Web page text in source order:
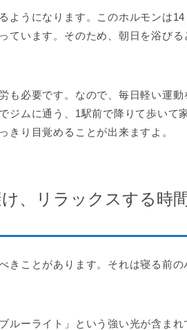
ようになります。このホルモンは14
ています。そのため、朝日を浴び
も必要です。なので、毎日軽い運動
ジムに通う、1駅前で降りて歩いて
きり目覚めることが出来ますよ。
、リラックスする時
きことがあります。それは寝る前の
ルーライト」という強い光が含ま